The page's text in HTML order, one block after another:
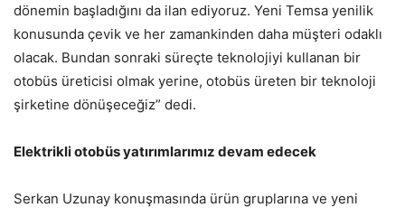
dönemin başladığını da ilan ediyoruz. Yeni Temsa yenilik
konusunda çevik ve her zamankinden daha müşteri odaklı
olacak. Bundan sonraki süreçte teknolojiyi kullanan bir
otobüs üreticisi olmak yerine, otobüs üreten bir teknoloji
şirketine dönüşeceğiz” dedi.
Elektrikli otobüs yatırımlarımız devam edecek
Serkan Uzunay konuşmasında ürün gruplarına ve yeni